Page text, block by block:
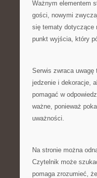
Ważnym elementem
gości, nowymi
się tematy dotyczące
punkt wyjścia, który
Serwis zwraca
jedzenie i dekoracje,
pomagać w
ważne, ponieważ
uważności.
Na stronie można
Czytelnik może
pomaga zrozumieć,